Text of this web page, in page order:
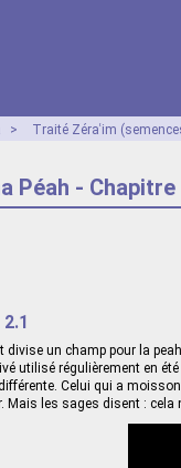
> Traité Zéraʿim
Péah - Chapitre
divise un champ pour la
utilisé régulièrement en
Celui qui a
Mais les sages disent : cela